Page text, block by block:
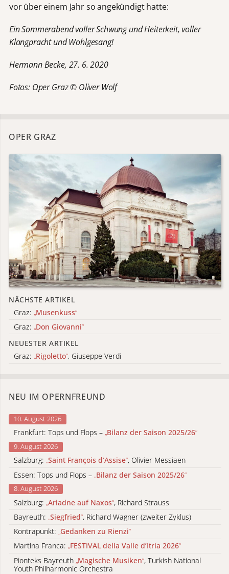
vor über einem Jahr so angekündigt hatte:
Ein Sommerabend voller Schwung und Heiterkeit, voller
Klangpracht und Wohlgesang!
Hermann Becke, 27. 6. 2020
Fotos: Oper Graz © Oliver Wolf
OPER GRAZ
NÄCHSTE ARTIKEL
Graz: „Musenkuss“
Graz: „Don Giovanni“
NEUESTER ARTIKEL
Graz: „Rigoletto“, Giuseppe Verdi
NEU IM OPERNFREUND
10. August 2026
Frankfurt: Tops und Flops – „Bilanz der Saison 2025/26“
9. August 2026
Salzburg: „Saint François d’Assise“, Olivier Messiaen
Essen: Tops und Flops – „Bilanz der Saison 2025/26“
8. August 2026
Salzburg: „Ariadne auf Naxos“, Richard Strauss
Bayreuth: „Siegfried“, Richard Wagner (zweiter Zyklus)
Kontrapunkt: „Gedanken zu Rienzi“
Martina Franca: „FESTIVAL della Valle d’Itria 2026“
Pionteks Bayreuth „Magische Musiken“, Turkish National
Youth Philharmonic Orchestra